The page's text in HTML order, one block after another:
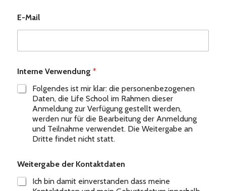
E-Mail
Interne Verwendung *
Folgendes ist mir klar: die personenbezogenen
Daten, die Life School im Rahmen dieser
Anmeldung zur Verfügung gestellt werden,
werden nur für die Bearbeitung der Anmeldung
und Teilnahme verwendet. Die Weitergabe an
Dritte findet nicht statt.
Weitergabe der Kontaktdaten
Ich bin damit einverstanden dass meine